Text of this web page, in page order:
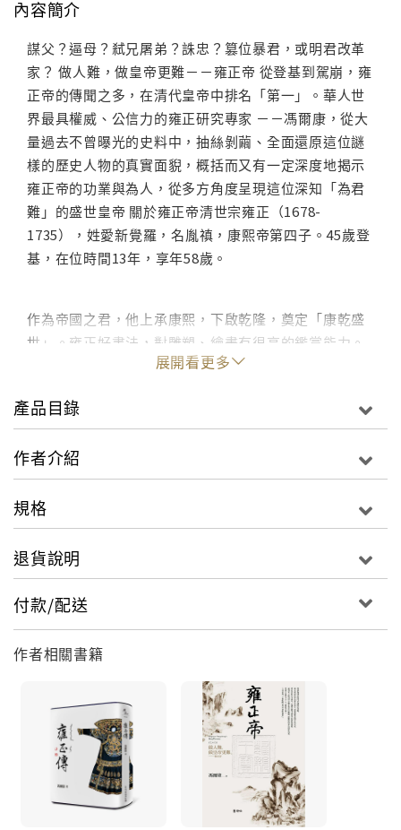
內容簡介
謀父？逼母？弒兄屠弟？誅忠？篡位暴君，或明君改革
家？ 做人難，做皇帝更難－－雍正帝 從登基到駕崩，雍
正帝的傳聞之多，在清代皇帝中排名「第一」。華人世
界最具權威、公信力的雍正研究專家 －－馮爾康，從大
量過去不曾曝光的史料中，抽絲剝繭、全面還原這位謎
樣的歷史人物的真實面貎，概括而又有一定深度地揭示
雍正帝的功業與為人，從多方角度呈現這位深知「為君
難」的盛世皇帝 關於雍正帝清世宗雍正（1678-
1735），姓愛新覺羅，名胤禛，康熙帝第四子。45歲登
基，在位時間13年，享年58歲。
作為帝國之君，他上承康熙，下啟乾隆，奠定「康乾盛
世」。雍正好書法，對雕塑、繪畫有很高的鑑賞能力。
後世對雍正帝的爭議雍正帝寫了「為君難」一匾懸掛於
「為君難」思想有著深刻的理解，深知它對君主為人施
政的重要性，並將之視為座右銘，時時刻刻惕勵自己按
照君主的準則去行事，做君主應該做、必須做的事情。
從他向臣工問好與祝願、關懷官員的生活與家屬，賜福
字、荷包等吉祥物，賞賜物品，賞賜醫藥、關懷臣工身
後，這些事情來看，他應該是個勤政愛民的好皇帝，可
怎麼有人批評他是「竊國大盜」？ 雍正有一套獨到的養
身見解，他認為心寬念純，不邪魔外道，心繫國家百
姓，為他們操勞，將自身置之度外，自然就可以心寬體
雍正的死因是中風？是丹藥中毒？ 雍正帝是中國歷史上
成功的改革家，是清朝的承前啟後者，是傑出帝王。綜
其一生：批寫奏摺最勤、最多的皇帝；接見中下級官員
最多、最認真的皇帝；才華橫溢的皇帝；活得最累的皇
帝；性格多面而鮮明的皇帝；多面人生的皇帝；朝野議
論中心的皇帝；後世有大爭議的皇帝；毀譽交集的皇
展開看更多
產品目錄
作者介紹
規格
退貨說明
付款/配送
作者相關書籍